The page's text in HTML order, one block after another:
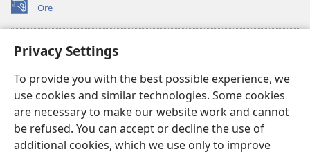
Privacy Settings
To provide you with the best possible experience, we
use cookies and similar technologies. Some cookies
are necessary to make our website work and cannot
be refused. You can accept or decline the use of
additional cookies, which we use only to improve
Ọrẹ
(opens
new
ÀKÁ ÌWÉ ORÍ ÍŃTÁNẸ́Ẹ̀TÌ TI Watchtower™
(opens
window)JW Hub
(opens
new
window)JW Library
Watchtower Library ®